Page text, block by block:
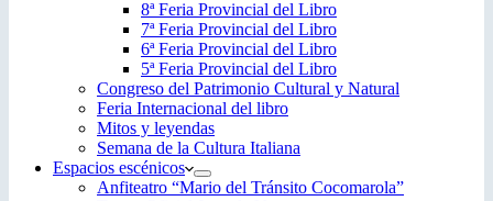
8ª Feria Provincial del Libro
7ª Feria Provincial del Libro
6ª Feria Provincial del Libro
5ª Feria Provincial del Libro
Congreso del Patrimonio Cultural y Natural
Feria Internacional del libro
Mitos y leyendas
Semana de la Cultura Italiana
Espacios escénicos
Anfiteatro “Mario del Tránsito Cocomarola”